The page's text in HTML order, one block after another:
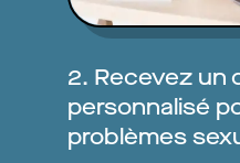
2. Recevez un
personnalisé
problèmes